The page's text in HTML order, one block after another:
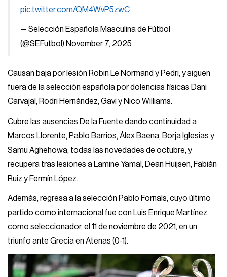
pic.twitter.com/QM4WvP5zwC
— Selección Española Masculina de Fútbol
(@SEFutbol) November 7, 2025
Causan baja por lesión Robin Le Normand y Pedri, y siguen
fuera de la selección española por dolencias físicas Dani
Carvajal, Rodri Hernández, Gavi y Nico Williams.
Cubre las ausencias De la Fuente dando continuidad a
Marcos Llorente, Pablo Barrios, Álex Baena, Borja Iglesias y
Samu Aghehowa, todas las novedades de octubre, y
recupera tras lesiones a Lamine Yamal, Dean Huijsen, Fabián
Ruiz y Fermín López.
Además, regresa a la selección Pablo Fornals, cuyo último
partido como internacional fue con Luis Enrique Martínez
como seleccionador, el 11 de noviembre de 2021, en un
triunfo ante Grecia en Atenas (0-1).